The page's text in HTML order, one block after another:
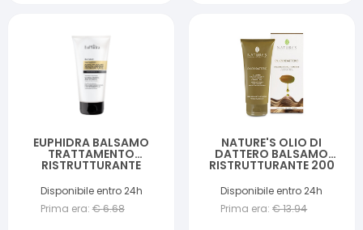
EUPHIDRA BALSAMO
TRATTAMENTO
RISTRUTTURANTE
Disponibile entro 24h
Prima era: €6.68
NATURE'S OLIO DI
DATTERO BALSAMO
RISTRUTTURANTE 200
Disponibile entro 24h
Prima era: €13.94